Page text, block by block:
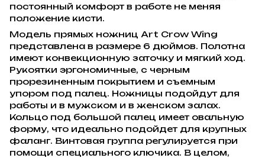
постоянный комфорт в работе не меняя
положение кисти.
Модель прямых ножниц Art Crow Wing
представлена в размере 6 дюймов. Полотна
имеют конвекционную заточку и мягкий ход.
Рукоятки эргономичные, с черным
прорезиненным покрытием и съемным
упором под палец. Ножницы подойдут для
работы и в мужском и в женском залах.
Кольцо под большой палец имеет овальную
форму, что идеально подойдет для крупных
фаланг. Винтовая группа регулируется при
помощи специального ключика. В целом,